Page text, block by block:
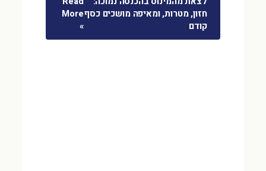
חזון, מטרות, ומאיפה מושכים כסף
קודם
More
»